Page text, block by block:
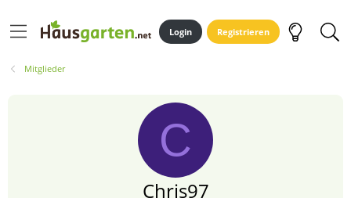
Login Registrieren
Mitglieder
C
Chris97